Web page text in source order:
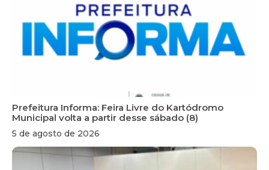
Prefeitura Informa: Feira Livre do Kartódromo
Municipal volta a partir desse sábado (8)
5 de agosto de 2026